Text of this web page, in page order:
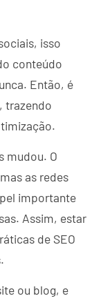
isso
conteúdo
Então, é
trazendo
mudou. O
as redes
importante
Assim, estar
de SEO
ou blog, e